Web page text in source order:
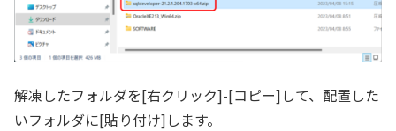
解凍したフォルダを[右クリック]-[コピー]して、配置した
いフォルダに[貼り付け]します。